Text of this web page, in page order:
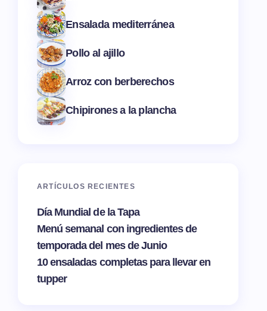
Ensalada mediterránea
Pollo al ajillo
Arroz con berberechos
Chipirones a la plancha
ARTÍCULOS RECIENTES
Día Mundial de la Tapa
Menú semanal con ingredientes de
temporada del mes de Junio
10 ensaladas completas para llevar en
tupper